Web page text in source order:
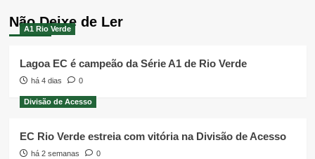
Não Deixe de Ler
A1 Rio Verde
Lagoa EC é campeão da Série A1 de Rio Verde
há 4 dias 0
Divisão de Acesso
EC Rio Verde estreia com vitória na Divisão de Acesso
há 2 semanas 0